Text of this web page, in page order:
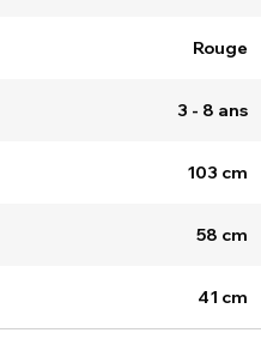
Rouge
3 - 8 ans
103 cm
58 cm
41 cm